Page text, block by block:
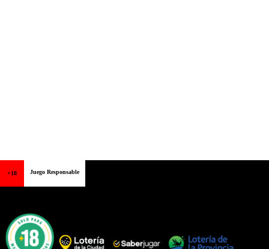
+18 Juego Responsable